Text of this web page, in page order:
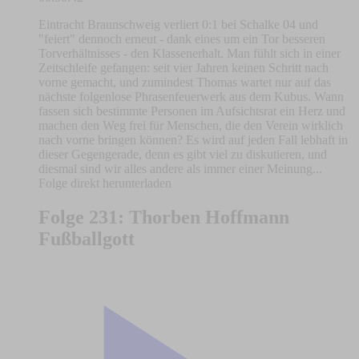
Eintracht Braunschweig verliert 0:1 bei Schalke 04 und
"feiert" dennoch erneut - dank eines um ein Tor besseren
Torverhältnisses - den Klassenerhalt. Man fühlt sich in einer
Zeitschleife gefangen: seit vier Jahren keinen Schritt nach
vorne gemacht, und zumindest Thomas wartet nur auf das
nächste folgenlose Phrasenfeuerwerk aus dem Kubus. Wann
fassen sich bestimmte Personen im Aufsichtsrat ein Herz und
machen den Weg frei für Menschen, die den Verein wirklich
nach vorne bringen können? Es wird auf jeden Fall lebhaft in
dieser Gegengerade, denn es gibt viel zu diskutieren, und
diesmal sind wir alles andere als immer einer Meinung...
Folge direkt herunterladen
Folge 231: Thorben Hoffmann
Fußballgott